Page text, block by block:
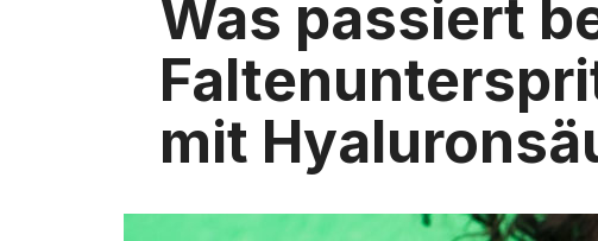
Was passiert
mit